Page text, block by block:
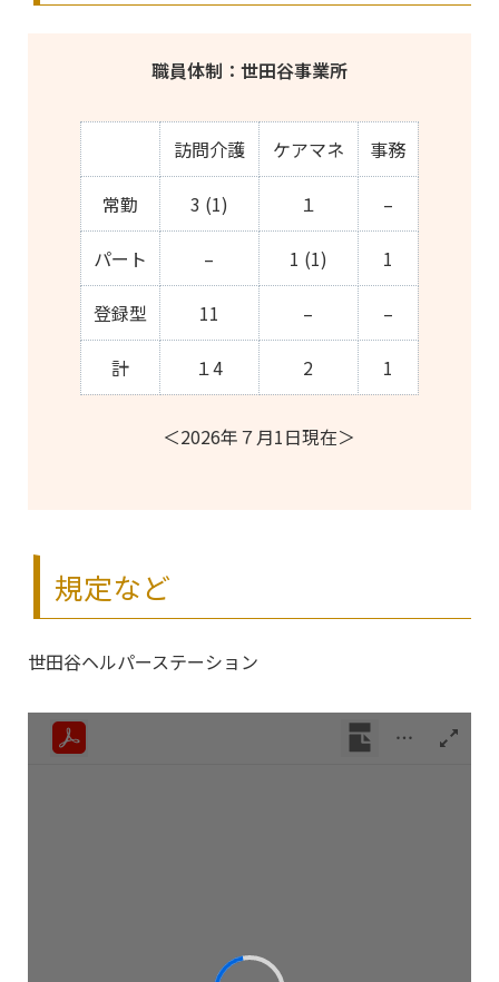
職員体制：世田谷事業所
訪問介護 ケアマネ 事務
常勤 3 (1) １ –
パート – 1 (1) 1
登録型 11 – –
計 １4 2 1
＜2026年７月1日現在＞
規定など
世田谷ヘルパーステーション